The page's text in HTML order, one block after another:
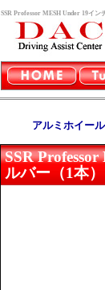
SSR Professor MESH Under 19イ
アルミホイール
SSR
ルバー（1本）